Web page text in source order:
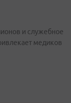
и служебное
медиков